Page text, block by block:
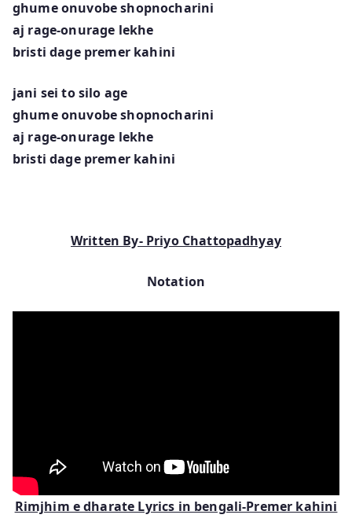
ghume onuvobe shopnocharini
aj rage-onurage lekhe
bristi dage premer kahini
jani sei to silo age
ghume onuvobe shopnocharini
aj rage-onurage lekhe
bristi dage premer kahini
Written By- Priyo Chattopadhyay
Notation
Rimjhim e dharate Lyrics in bengali-Premer kahini